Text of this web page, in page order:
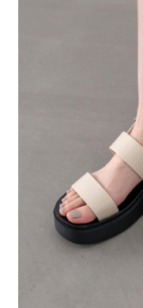
2.透過簡訊連結打開帳單後
帳／街口支付／iPASS
1.本服務係由「台灣大哥大
用戶於交易時，得透過本服
買賣價金債權讓與本公司後
2.基於同意付款使用「大哥
資料（包含姓名、電話或地
由本公司與您本人進行分期
3.完整用戶服務條款，請詳
１．於結帳方式選擇「
結帳頁面，進行簡訊認證並
２．訂單成立數日內，您將
３．收到繳費通知簡訊後14
ATM／網路銀行／等多元方
※ 請注意：結帳手續完成當
購買商品的店家。未經商家
※ 交易是否成功請以「
是否繳費成功／繳費後需取
https://
１．透過由恩沛科技股份有
易，需依本服務之必要範圍
權轉讓予恩沛科技股份有限公
２．關於個人資料處理事宜
３．未成年的使用者請事先
「AFTEE先享後付」，若未
每筆NT$80，滿NT$888(
每筆NT$80，滿NT$1,500(
每筆NT$80，滿NT$1,500(
每筆NT$80，滿NT$1,500(